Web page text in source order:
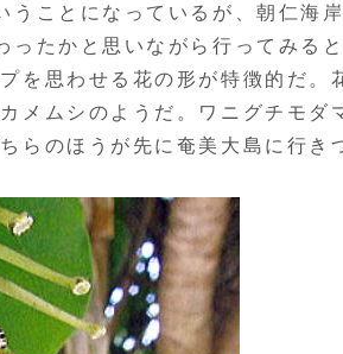
ことになっているが、朝仁海
ったかと思いながら行ってみる
を思わせる花の形が特徴的だ。
メムシのようだ。ワニグチモダ
らのほうが先に奄美大島に行き